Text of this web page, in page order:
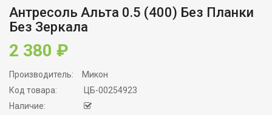
Антресоль Альта 0.5 (400) Без Планки
Без Зеркала
2 380 ₽
Производитель:
Микон
Код товара:
ЦБ-00254923
Наличие: